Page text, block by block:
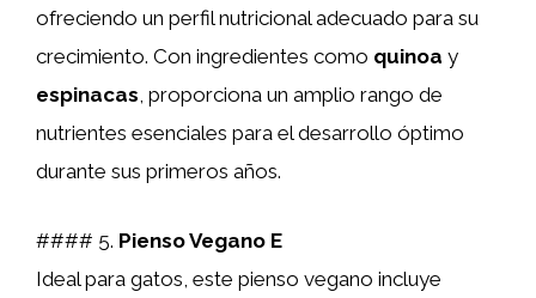
ofreciendo un perfil nutricional adecuado para su
crecimiento. Con ingredientes como quinoa y
espinacas, proporciona un amplio rango de
nutrientes esenciales para el desarrollo óptimo
durante sus primeros años.
#### 5. Pienso Vegano E
Ideal para gatos, este pienso vegano incluye